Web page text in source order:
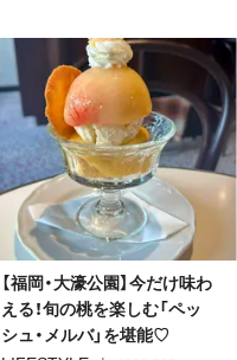
【福岡・大濠公園】今だけ味わ
える！旬の桃を楽しむ「ペッ
シュ・メルバ」を堪能♡